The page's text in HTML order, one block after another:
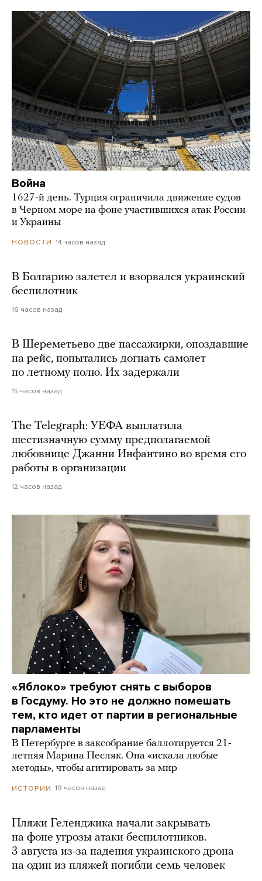
Война
1627-й день. Турция ограничила движение судов
в Черном море на фоне участившихся атак России
и Украины
НОВОСТИ 14 часов назад
В Болгарию залетел и взорвался украинский
беспилотник
16 часов назад
В Шереметьево две пассажирки, опоздавшие
на рейс, попытались догнать самолет
по летному полю. Их задержали
15 часов назад
The Telegraph: УЕФА выплатила
шестизначную сумму предполагаемой
любовнице Джанни Инфантино во время его
работы в организации
12 часов назад
«Яблоко» требуют снять с выборов
в Госдуму. Но это не должно помешать
тем, кто идет от партии в региональные
парламенты
В Петербурге в заксобрание баллотируется 21-
летняя Марина Песляк. Она «искала любые
методы», чтобы агитировать за мир
ИСТОРИИ 19 часов назад
Пляжи Геленджика начали закрывать
на фоне угрозы атаки беспилотников.
3 августа из-за падения украинского дрона
на один из пляжей погибли семь человек